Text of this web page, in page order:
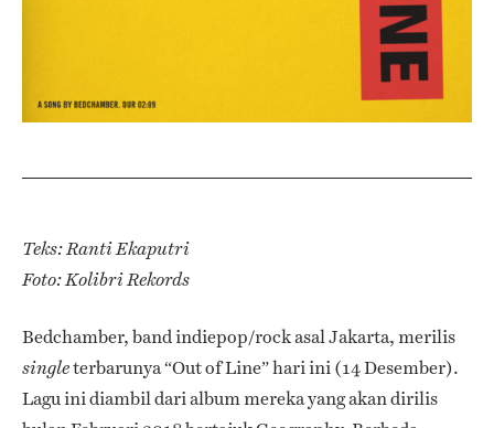
Teks: Ranti Ekaputri
Foto: Kolibri Rekords
Bedchamber, band indiepop/rock asal Jakarta, merilis
singleterbarunya “Out of Line” hari ini (14 Desember).
Lagu ini diambil dari album mereka yang akan dirilis